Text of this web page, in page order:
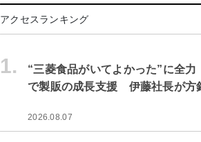
アクセスランキング
1.
“三菱食品がいてよかった”に全
で製販の成長支援 伊藤社長が方
2026.08.07